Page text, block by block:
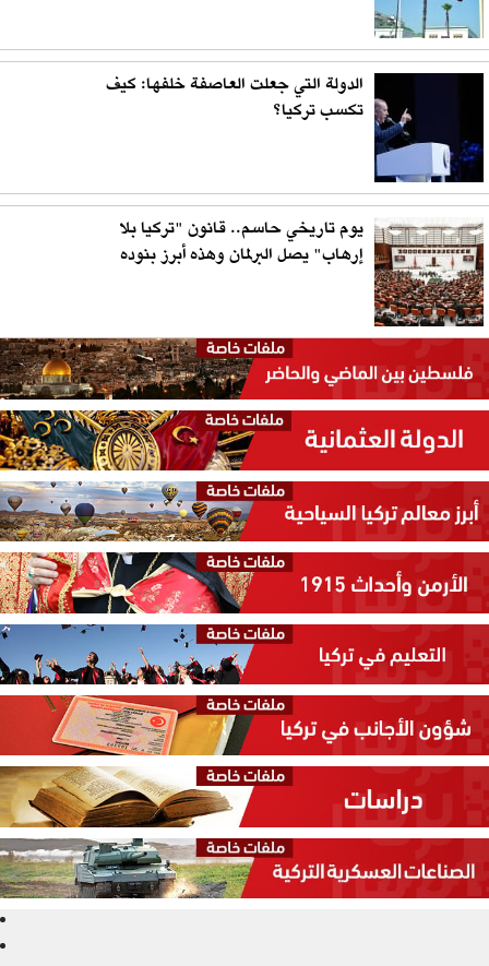
الدولة التي جعلت العاصفة خلفها: كيف
تكسب تركيا؟
يوم تاريخي حاسم.. قانون "تركيا بلا
إرهاب" يصل البرلمان وهذه أبرز بنوده